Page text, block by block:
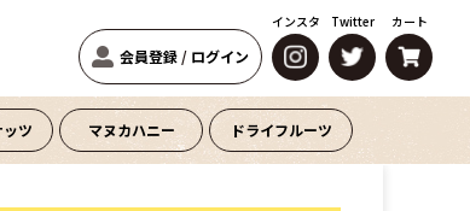
会員登録 / ログイン
インスタ Twitter カート
ツ マヌカハニー ドライフルーツ